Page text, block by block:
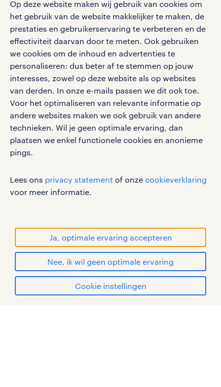
Op deze website maken wij gebruik van cookies om
het gebruik van de website makkelijker te maken, de
prestaties en gebruikerservaring te verbeteren en de
effectiviteit daarvan door te meten. Ook gebruiken
we cookies om de inhoud en advertenties te
personaliseren: dus beter af te stemmen op jouw
interesses, zowel op deze website als op websites
van derden. In onze e-mails passen we dit ook toe.
Voor het optimaliseren van relevante informatie op
andere websites maken we ook gebruik van andere
technieken. Wil je geen optimale ervaring, dan
plaatsen we enkel functionele cookies en anonieme
pings.
Lees ons privacy statement of onze cookieverklaring
voor meer informatie.
Ja, optimale ervaring accepteren
Nee, ik wil geen optimale ervaring
Cookie instellingen
social media
Volg ons voor de leukste content omtrent
vacatures, solliciteren en inspiratie.
werken bij randstad
gebruikersvoorwaarden
privacystatement
cookies
handelsmerken van Randstad N.V.
© Randstad 2026